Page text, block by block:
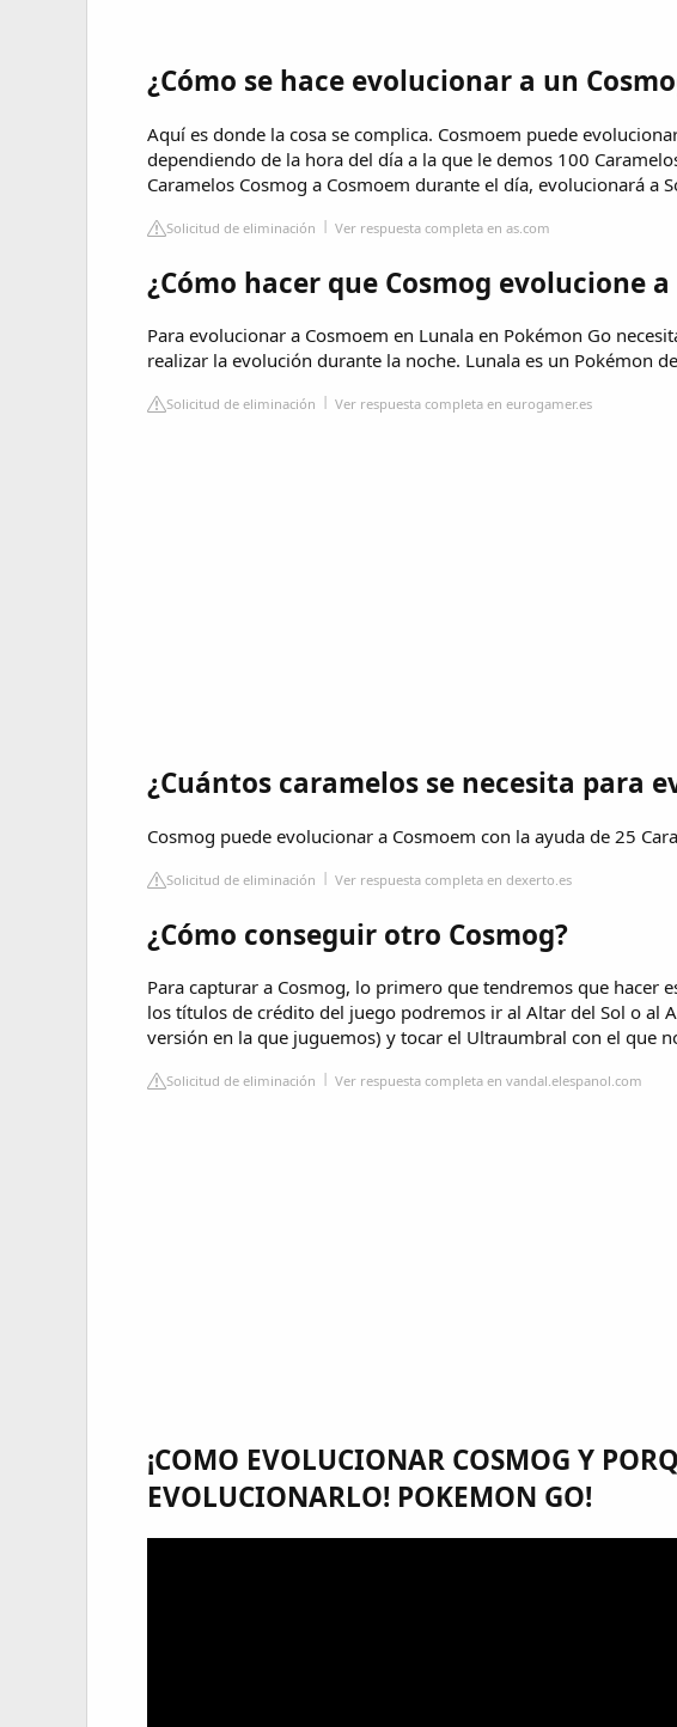
¿Cómo se hace evolucionar a un
Aquí es donde la cosa se complica. Cosmoem puede
dependiendo de la hora del día a la que le demos 100
Caramelos Cosmog a Cosmoem durante el día, evolucionará a
Solicitud de eliminación Ver respuesta completa en as.com
¿Cómo hacer que Cosmog evolucione
Para evolucionar a Cosmoem en Lunala en Pokémon Go
realizar la evolución durante la noche. Lunala es un Pokémon
Solicitud de eliminación Ver respuesta completa en eurogamer.es
¿Cuántos caramelos se necesita para
Cosmog puede evolucionar a Cosmoem con la ayuda de 25
Solicitud de eliminación Ver respuesta completa en dexerto.es
¿Cómo conseguir otro Cosmog?
Para capturar a Cosmog, lo primero que tendremos que hacer
los títulos de crédito del juego podremos ir al Altar del Sol o al
versión en la que juguemos) y tocar el Ultraumbral con el que
Solicitud de eliminación Ver respuesta completa en vandal.elespanol.com
¡COMO EVOLUCIONAR COSMOG Y
EVOLUCIONARLO! POKEMON GO!